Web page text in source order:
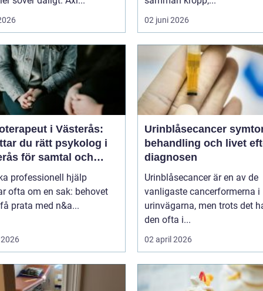
02 juni 2026
i Västerås:
du rätt psykolog i
för samtal och
professionell hjälp
ofta om en sak: behovet
prata med n&a...
Urinblåsecancer symtom,
behandling och livet
diagnosen
Urinblåsecancer är en av de
vanligaste cancerformerna i
urinvägarna, men trots det
den ofta i...
02 april 2026